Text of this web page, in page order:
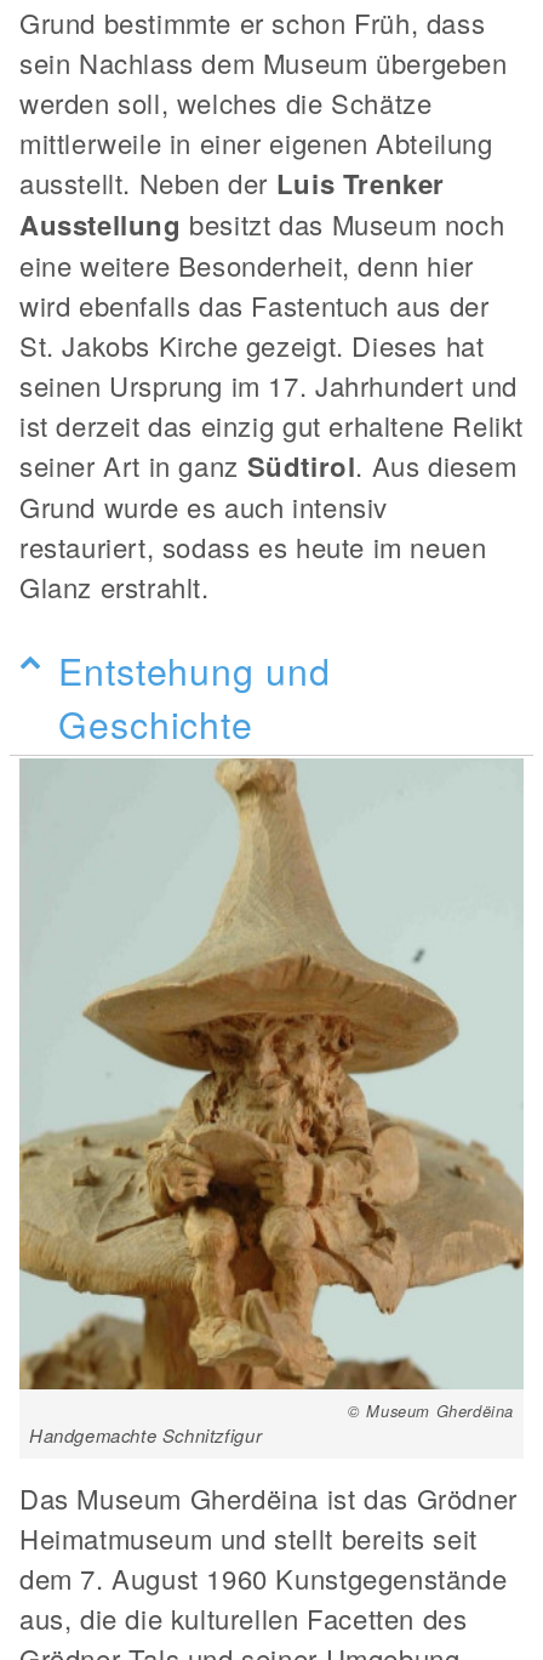
Grund bestimmte er schon Früh, dass
sein Nachlass dem Museum übergeben
werden soll, welches die Schätze
mittlerweile in einer eigenen Abteilung
ausstellt. Neben der Luis Trenker
Ausstellung besitzt das Museum noch
eine weitere Besonderheit, denn hier
wird ebenfalls das Fastentuch aus der
St. Jakobs Kirche gezeigt. Dieses hat
seinen Ursprung im 17. Jahrhundert und
ist derzeit das einzig gut erhaltene Relikt
seiner Art in ganz Südtirol. Aus diesem
Grund wurde es auch intensiv
restauriert, sodass es heute im neuen
Glanz erstrahlt.
Entstehung und
Geschichte
© Museum Gherdëina
Handgemachte Schnitzfigur
Das Museum Gherdëina ist das Grödner
Heimatmuseum und stellt bereits seit
dem 7. August 1960 Kunstgegenstände
aus, die die kulturellen Facetten des